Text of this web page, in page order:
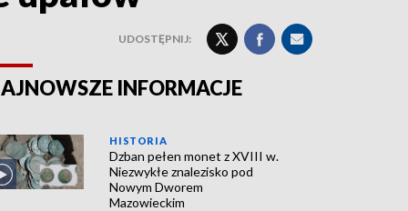
UDOSTĘPNIJ:
INFORMACJE
HISTORIA
Dzban pełen monet z XVIII w.
Niezwykłe znalezisko pod
Nowym Dworem
Mazowieckim